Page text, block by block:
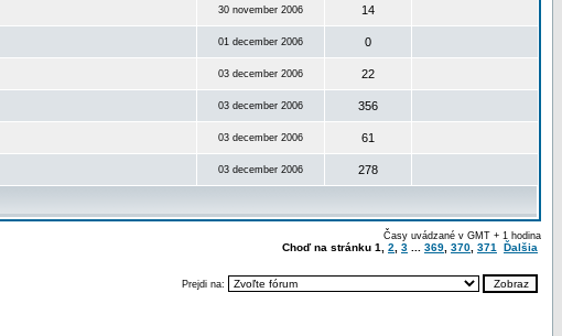
30 november 2006 14
01 december 2006 0
03 december 2006 22
03 december 2006 356
03 december 2006 61
03 december 2006 278
Časy uvádzané v GMT + 1 hodina
Choď na stránku 1 2 3 369 370 371 Ďalšia
Prejdi na: